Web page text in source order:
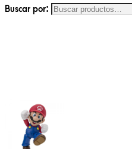
Buscar por: